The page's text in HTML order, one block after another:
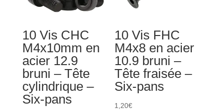
10 Vis CHC
M4x10mm en
acier 12.9
bruni – Tête
cylindrique –
Six-pans
10 Vis FHC
M4x8 en acier
10.9 bruni –
Tête fraisée –
Six-pans
1,20€